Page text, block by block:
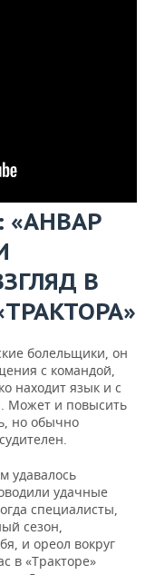
«АНВАР
В
болельщики, он
с командой,
находит язык и с
Может и повысить
но обычно
удавалось
удачные
специалисты,
сезон,
и ореол вокруг
в «Тракторе»